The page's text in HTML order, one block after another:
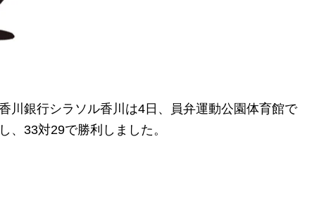
川銀行シラソル香川は4日、員弁運動公園体育館で
、33対29で勝利しました。